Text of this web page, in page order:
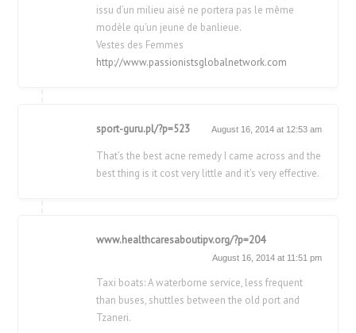
issu d’un milieu aisé ne portera pas le même
modèle qu’un jeune de banlieue.
Vestes des Femmes
http://www.passionistsglobalnetwork.com
sport-guru.pl/?p=523 August 16, 2014 at 12:53 am
That’s the best acne remedy I came across and the
best thing is it cost very little and it’s very effective.
www.healthcaresaboutipv.org/?p=204
August 16, 2014 at 11:51 pm
Taxi boats: A waterborne service, less frequent
than buses, shuttles between the old port and
Tzaneri.